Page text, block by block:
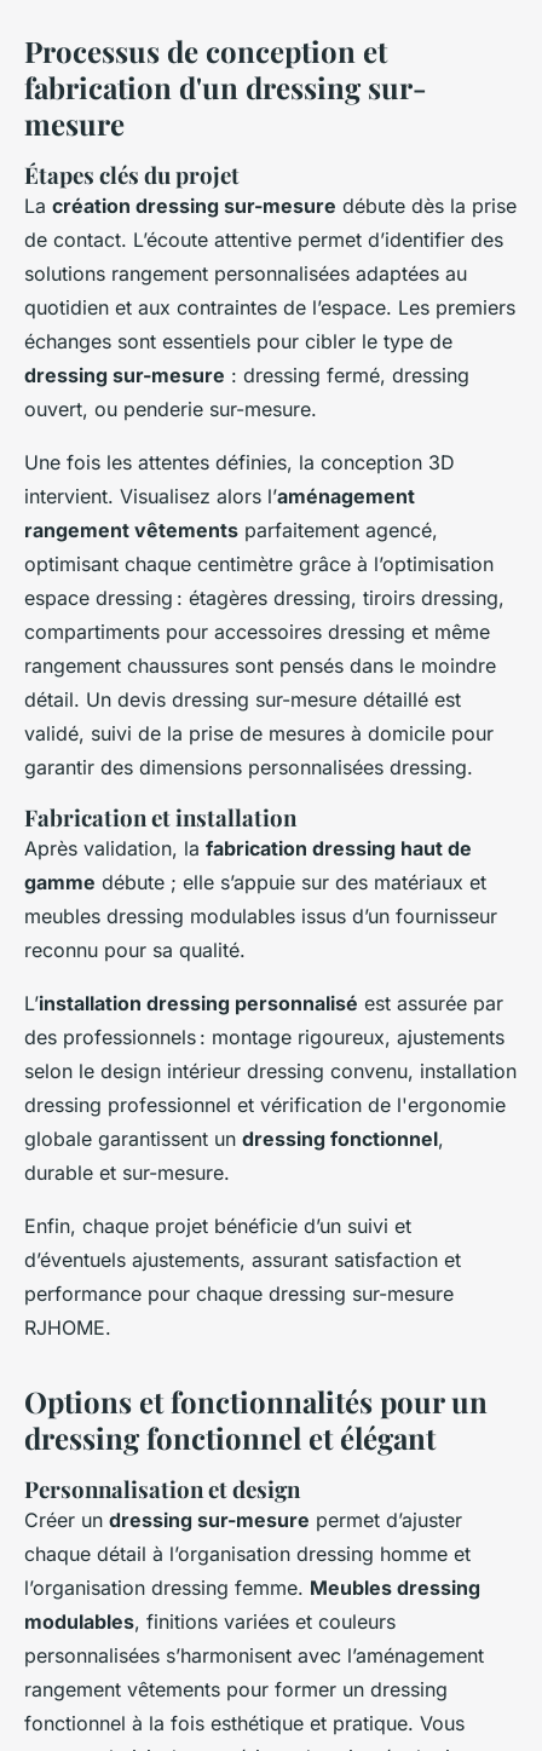
Processus de conception et
fabrication d'un dressing sur-
mesure
Étapes clés du projet
La création dressing sur-mesure débute dès la prise
de contact. L’écoute attentive permet d’identifier des
solutions rangement personnalisées adaptées au
quotidien et aux contraintes de l’espace. Les premiers
échanges sont essentiels pour cibler le type de
dressing sur-mesure : dressing fermé, dressing
ouvert, ou penderie sur-mesure.
Une fois les attentes définies, la conception 3D
intervient. Visualisez alors l’aménagement
rangement vêtements parfaitement agencé,
optimisant chaque centimètre grâce à l’optimisation
espace dressing : étagères dressing, tiroirs dressing,
compartiments pour accessoires dressing et même
rangement chaussures sont pensés dans le moindre
détail. Un devis dressing sur-mesure détaillé est
validé, suivi de la prise de mesures à domicile pour
garantir des dimensions personnalisées dressing.
Fabrication et installation
Après validation, la fabrication dressing haut de
gamme débute ; elle s’appuie sur des matériaux et
meubles dressing modulables issus d’un fournisseur
reconnu pour sa qualité.
L’installation dressing personnalisé est assurée par
des professionnels : montage rigoureux, ajustements
selon le design intérieur dressing convenu, installation
dressing professionnel et vérification de l'ergonomie
globale garantissent un dressing fonctionnel,
durable et sur-mesure.
Enfin, chaque projet bénéficie d’un suivi et
d’éventuels ajustements, assurant satisfaction et
performance pour chaque dressing sur-mesure
RJHOME.
Options et fonctionnalités pour un
dressing fonctionnel et élégant
Personnalisation et design
Créer un dressing sur-mesure permet d’ajuster
chaque détail à l’organisation dressing homme et
l’organisation dressing femme. Meubles dressing
modulables, finitions variées et couleurs
personnalisées s’harmonisent avec l’aménagement
rangement vêtements pour former un dressing
fonctionnel à la fois esthétique et pratique. Vous